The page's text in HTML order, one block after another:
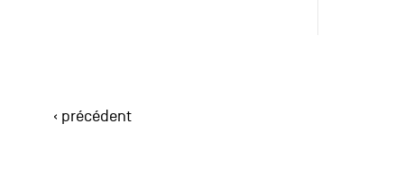
‹ précédent